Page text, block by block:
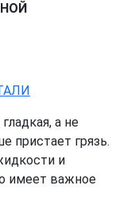
а не
пристает грязь.
и
имеет важное